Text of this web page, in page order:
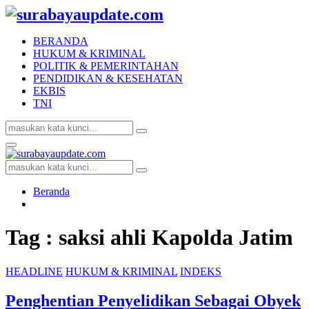
BERANDA
HUKUM & KRIMINAL
POLITIK & PEMERINTAHAN
PENDIDIKAN & KESEHATAN
EKBIS
TNI
Search
for:
Search
Facebook
Twitter
Youtube
Primary
Menu
Search
for:
Search
Beranda
Tag : saksi ahli Kapolda Jatim
HEADLINE HUKUM & KRIMINAL INDEKS
Penghentian Penyelidikan Sebagai Obyek